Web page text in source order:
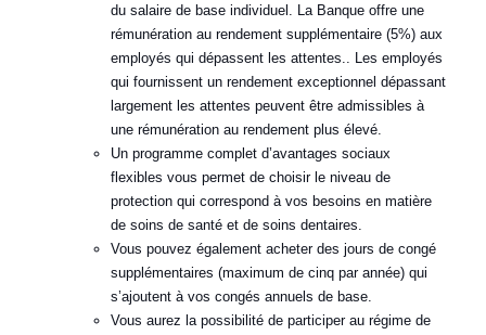
du salaire de base individuel. La Banque offre une
rémunération au rendement supplémentaire (5%) aux
employés qui dépassent les attentes.. Les employés
qui fournissent un rendement exceptionnel dépassant
largement les attentes peuvent être admissibles à
une rémunération au rendement plus élevé.
Un programme complet d’avantages sociaux
flexibles vous permet de choisir le niveau de
protection qui correspond à vos besoins en matière
de soins de santé et de soins dentaires.
Vous pouvez également acheter des jours de congé
supplémentaires (maximum de cinq par année) qui
s’ajoutent à vos congés annuels de base.
Vous aurez la possibilité de participer au régime de